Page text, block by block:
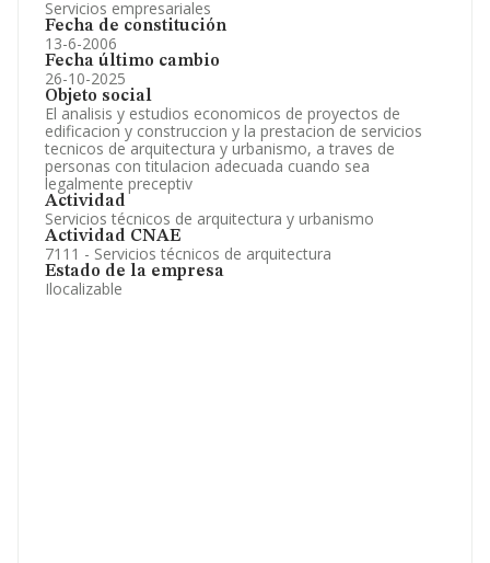
Servicios empresariales
Fecha de constitución
13-6-2006
Fecha último cambio
26-10-2025
Objeto social
El analisis y estudios economicos de proyectos de
edificacion y construccion y la prestacion de servicios
tecnicos de arquitectura y urbanismo, a traves de
personas con titulacion adecuada cuando sea
legalmente preceptiv
Actividad
Servicios técnicos de arquitectura y urbanismo
Actividad CNAE
7111 - Servicios técnicos de arquitectura
Estado de la empresa
Ilocalizable